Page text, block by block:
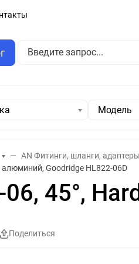
Модель
AN Фитинги, шланги,
алюминий, Goodridge HL822-06D
45°,
Поделиться